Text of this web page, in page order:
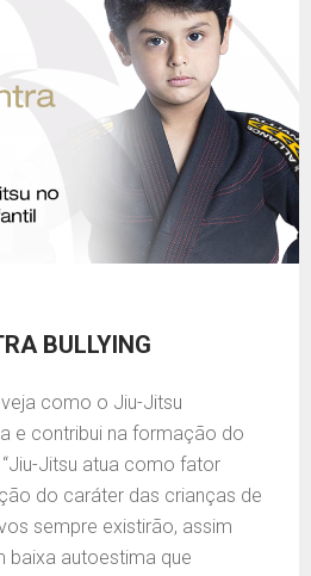
BULLYING
como o Jiu-Jitsu
e contribui na formação do
Jitsu atua como fator
do caráter das crianças de
sempre existirão, assim
autoestima que